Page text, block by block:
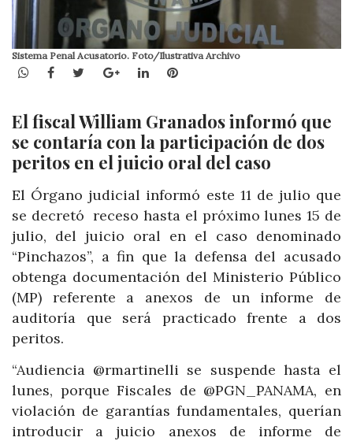
Sistema Penal Acusatorio. Foto/Ilustrativa Archivo
WhatsApp
Facebook
TwitterGoogle+LinkedInPinterest
El fiscal William Granados informó que
se contaría con la participación de dos
peritos en el juicio oral del caso
El Órgano judicial informó este 11 de julio que
se decretó receso hasta el próximo lunes 15 de
julio, del juicio oral en el caso denominado
“Pinchazos”, a fin que la defensa del acusado
obtenga documentación del Ministerio Público
(MP) referente a anexos de un informe de
auditoría que será practicado frente a dos
peritos.
“Audiencia @rmartinelli se suspende hasta el
lunes, porque Fiscales de @PGN_PANAMA, en
violación de garantías fundamentales, querían
introducir a juicio anexos de informe de